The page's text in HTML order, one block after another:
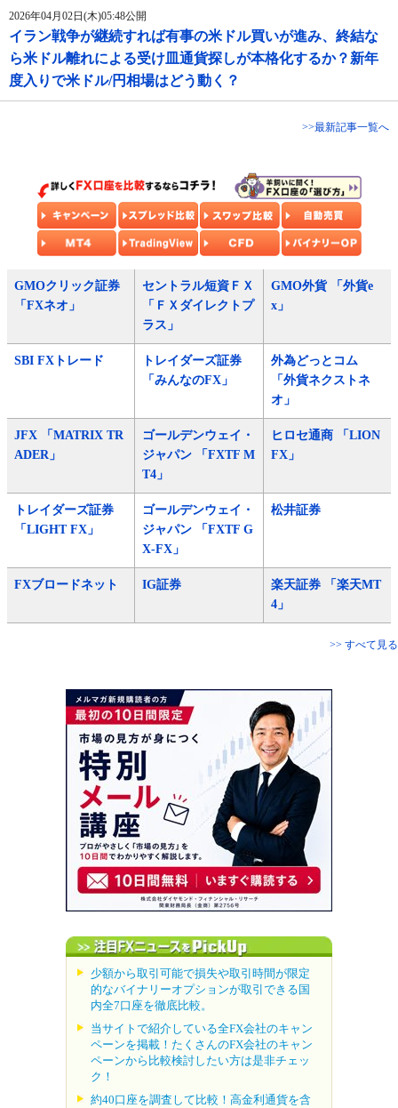
2026年04月02日(木)05:48公開
イラン戦争が継続すれば有事の米ドル買いが進み、終結な
ら米ドル離れによる受け皿通貨探しが本格化するか？新年
度入りで米ドル/円相場はどう動く？
>>最新記事一覧へ
GMOクリック証券
「FXネオ」
セントラル短資ＦＸ
「ＦＸダイレクトプ
ラス」
GMO外貨 「外貨e
x」
SBI FXトレード
トレイダーズ証券
「みんなのFX」
外為どっとコム
「外貨ネクストネ
オ」
JFX 「MATRIX TR
ADER」
ゴールデンウェイ・
ジャパン 「FXTF M
T4」
ヒロセ通商 「LION
FX」
トレイダーズ証券
「LIGHT FX」
ゴールデンウェイ・
ジャパン 「FXTF G
X-FX」
松井証券
FXブロードネット IG証券
楽天証券 「楽天MT
4」
>> すべて見る
少額から取引可能で損失や取引時間が限定
的なバイナリーオプションが取引できる国
内全7口座を徹底比較。
当サイトで紹介している全FX会社のキャン
ペーンを掲載！たくさんのFX会社のキャン
ペーンから比較検討したい方は是非チェッ
ク！
約40口座を調査して比較！高金利通貨を含